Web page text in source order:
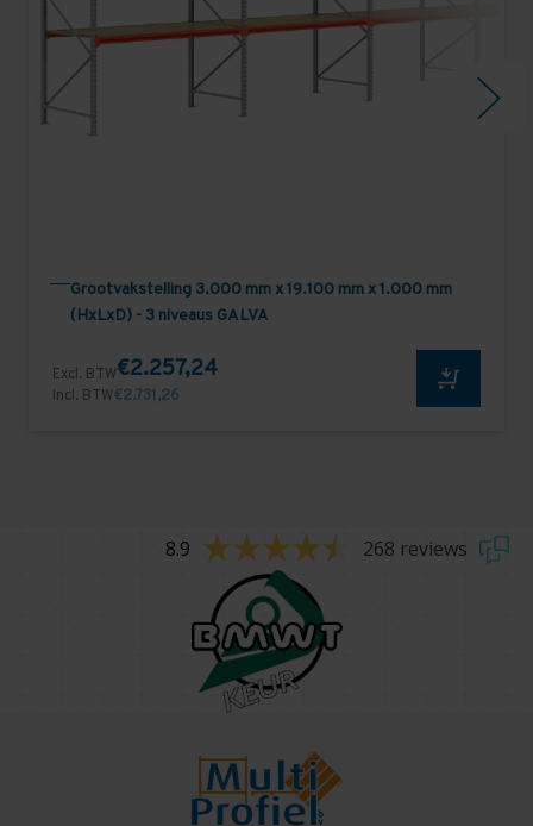
Grootvakstelling 3.000 mm x 19.100 mm x 1.000 mm
(HxLxD) - 3 niveaus GALVA
Excl. BTW€2.257,24
Incl. BTW€2.731,26
8.9 268 reviews